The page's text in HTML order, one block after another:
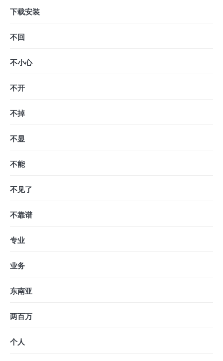
下载安装
不回
不小心
不开
不掉
不显
不能
不见了
不靠谱
专业
业务
东南亚
两百万
个人